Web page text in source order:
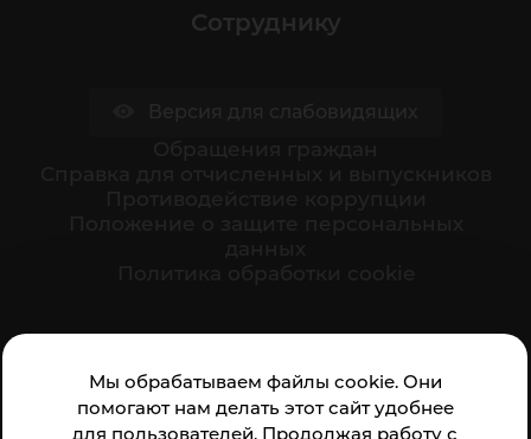
Мы обрабатываем файлы cookie. Они
помогают нам делать этот сайт удобнее
для пользователей. Продолжая работу с
Сотруднику
организации: